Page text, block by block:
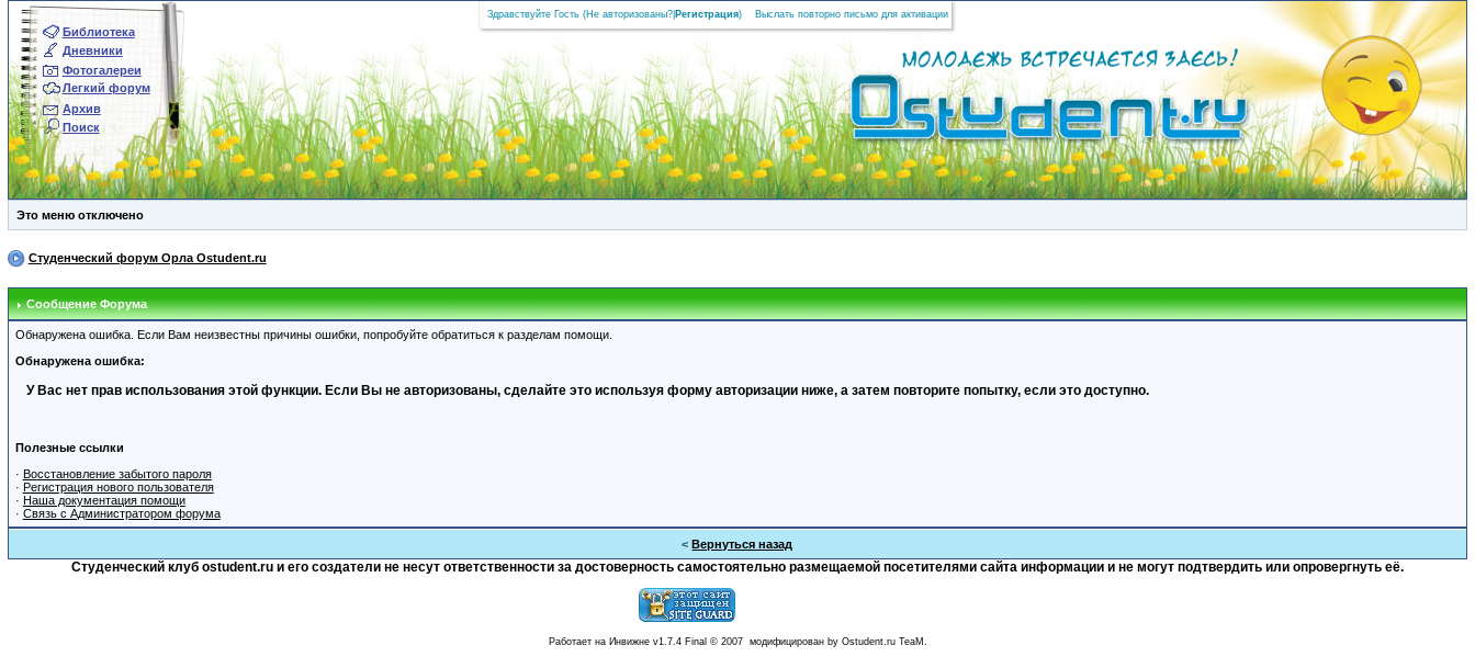
Библиотека
Дневники
Фотогалереи
Легкий форум
Архив
Поиск
Здравствуйте Гость (Не авторизованы? Регистрация) Выслать повторно письмо для активации
Это меню отключено
Студенческий форум Орла Ostudent.ru
Сообщение Форума
Обнаружена ошибка. Если Вам неизвестны причины ошибки, попробуйте обратиться к разделам помощи.
Обнаружена ошибка:
У Вас нет прав использования этой функции. Если Вы не авторизованы, сделайте это используя форму авторизации ниже, а затем повторите попытку, если это доступно.
Полезные ссылки
· Восстановление забытого пароля
· Регистрация нового пользователя
· Наша документация помощи
· Связь с Администратором форума
<Вернуться назад
Студенческий клуб ostudent.ru и его создатели не несут ответственности за достоверность самостоятельно размещаемой посетителями сайта информации и не могут подтвердить или опровергнуть её.
Работает на Инвижне v1.7.4 Final © 2007 модифицирован by Ostudent.ru TeaM.